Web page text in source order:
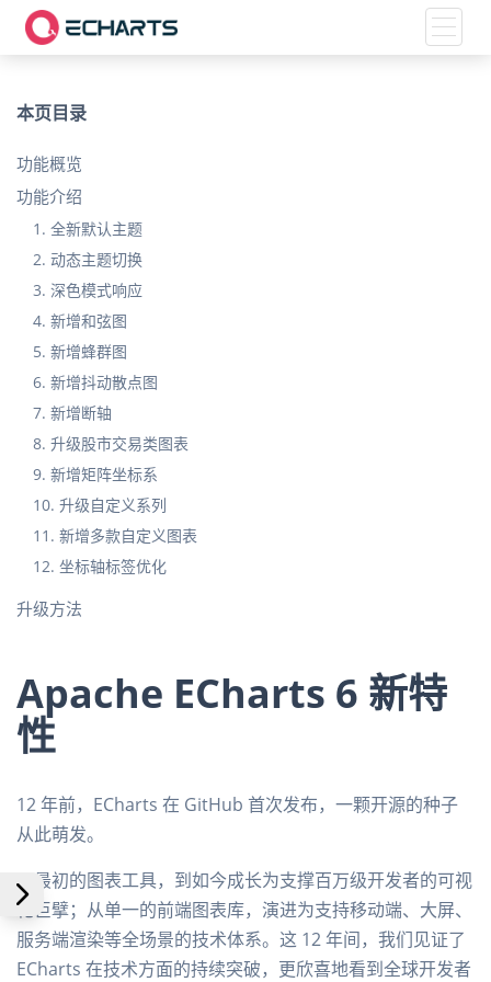
本页目录
功能概览
功能介绍
1. 全新默认主题
2. 动态主题切换
3. 深色模式响应
4. 新增和弦图
5. 新增蜂群图
6. 新增抖动散点图
7. 新增断轴
8. 升级股市交易类图表
9. 新增矩阵坐标系
10. 升级自定义系列
11. 新增多款自定义图表
12. 坐标轴标签优化
升级方法
Apache ECharts 6 新特
性
12 年前，ECharts 在 GitHub 首次发布，一颗开源的种子
从此萌发。
从最初的图表工具，到如今成长为支撑百万级开发者的可视
化巨擘；从单一的前端图表库，演进为支持移动端、大屏、
服务端渲染等全场景的技术体系。这 12 年间，我们见证了
ECharts 在技术方面的持续突破，更欣喜地看到全球开发者